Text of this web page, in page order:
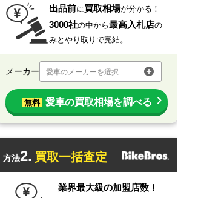
出品前に買取相場が分かる！
3000社の中から最高入札店の
みとやり取りで完結。
メーカー 愛車のメーカーを選択
無料 愛車の買取相場を調べる
方法2. 買取一括査定
業界最大級の加盟店数！